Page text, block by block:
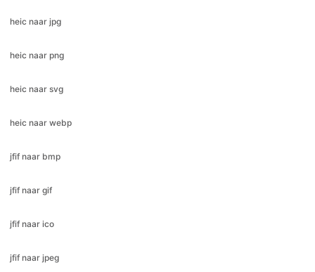
heic naar svg
heic naar webp
jfif naar bmp
jfif naar gif
jfif naar ico
jfif naar jpeg
jfif naar jpg
jfif naar png